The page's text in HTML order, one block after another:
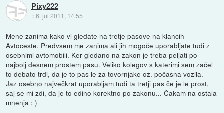
Pixy222
::6. jul 2011, 14:55
Mene zanima kako vi gledate na tretje pasove na klancih
Avtoceste. Predvsem me zanima ali jih mogoče uporabljate tudi z
osebnimi avtomobili. Ker gledano na zakon je treba peljati po
najbolj desnem prostem pasu. Veliko kolegov s katerimi sem začel
to debato trdi, da je to pas le za tovornjake oz. počasna vozila.
Jaz osebno največkrat uporabljam tudi ta tretji pas če je le prost,
saj se mi zdi, da je to edino korektno po zakonu... Čakam na ostala
mnenja : )